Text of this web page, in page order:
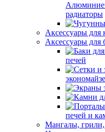
радиаторы
Аксессуары для
Аксессуары для
печей
печей и
Мангалы, грили,